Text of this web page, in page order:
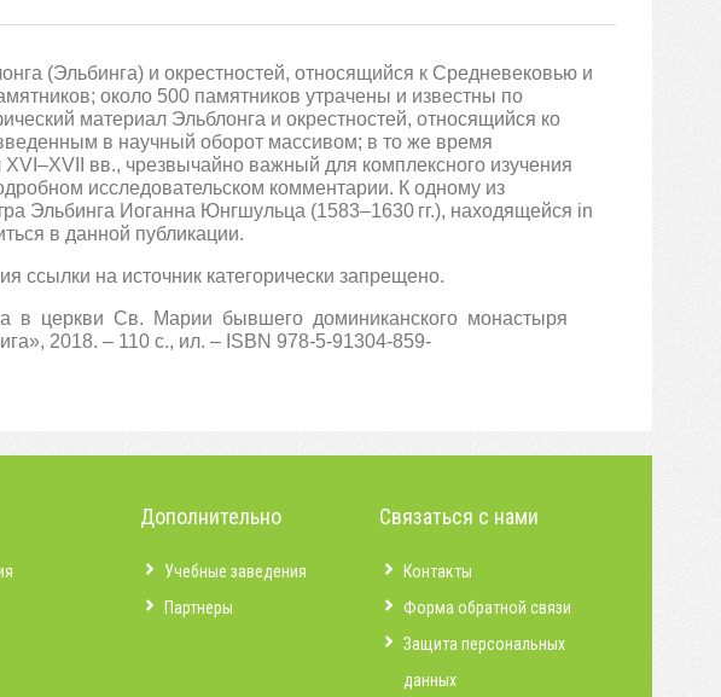
(Эльбинга) и окрестностей, относящийся к Средневековью и
около 500 памятников утрачены и известны по
материал Эльблонга и окрестностей, относящийся ко
в научный оборот массивом; в то же время
вв., чрезвычайно важный для комплексного изучения
исследовательском комментарии. К одному из
Эльбинга Иоганна Юнгшульца (1583–1630 гг.), находящейся in
в данной публикации.
ссылки на источник категорически запрещено.
в церкви Св. Марии бывшего доминиканского монастыря
2018. – 110 с., ил. – ISBN 978-5-91304-859-
Дополнительно
Учебные заведения
Партнеры
Связаться с нами
Контакты
Форма обратной связи
Защита персональных
данных